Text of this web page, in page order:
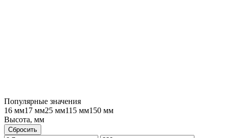
Популярные значения
16 мм17 мм25 мм115 мм150 мм
Высота, мм
Сбросить